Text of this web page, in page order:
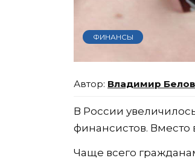
ФИНАНСЫ
Владимир Белов
В России
финансистов.
Чаще всего